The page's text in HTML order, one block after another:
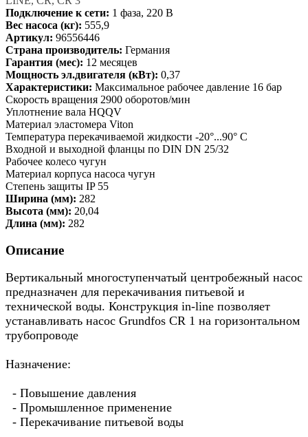
Подключение к сети: 1 фаза, 220 В
Вес насоса (кг): 555,9
Артикул: 96556446
Страна производитель: Германия
Гарантия (мес): 12 месяцев
Мощность эл.двигателя (кВт): 0,37
Характеристики: Максимальное рабочее давление 16 бар
Скорость вращения 2900 оборотов/мин
Уплотнение вала HQQV
Материал эластомера Viton
Температура перекачиваемой жидкости -20°...90° C
Входной и выходной фланцы по DIN DN 25/32
Рабочее колесо чугун
Материал корпуса насоса чугун
Степень защиты IP 55
Ширина (мм): 282
Высота (мм): 20,04
Длина (мм): 282
Описание
Вертикальный многоступенчатый центробежный насос
предназначен для перекачивания питьевой и
технической воды. Конструкция in-line позволяет
устанавливать насос Grundfos CR 1 на горизонтальном
трубопроводе
Назначение:
- Повышение давления
- Промышленное применение
- Перекачивание питьевой воды